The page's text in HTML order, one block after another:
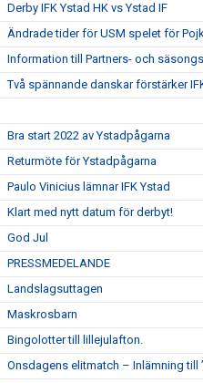
Derby IFK Ystad HK vs Ystad IF
Ändrade tider för USM spelet för
Information till Partners- och
Två spännande danskar förstärker
Bra start 2022 av Ystadpågarna
Returmöte för Ystadpågarna
Paulo Vinicius lämnar IFK Ystad
Klart med nytt datum för derbyt!
God Jul
PRESSMEDELANDE
Landslagsuttagen
Maskrosbarn
Bingolotter till lillejulafton.
Onsdagens elitmatch – Inlämning till